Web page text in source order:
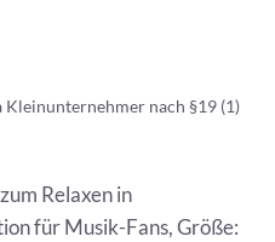
nach §19 (1)
Relaxen in
für Musik-Fans, Größe: